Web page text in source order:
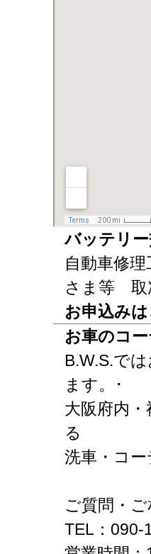
バッテリ
自動車修
さま等 取
お申込み
お車のコ
B.W.S.で
ます。･
大阪府内
る
洗車・コ
ご質問・
TEL：090-